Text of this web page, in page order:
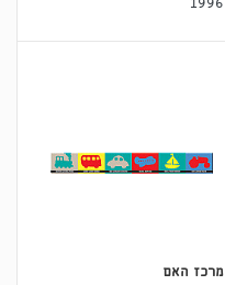
1996
מרכז האם